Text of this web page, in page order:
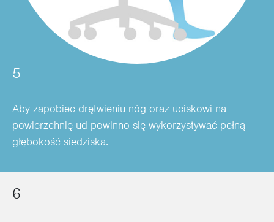
5
Aby zapobiec drętwieniu nóg oraz uciskowi na
powierzchnię ud powinno się wykorzystywać pełną
głębokość siedziska.
6